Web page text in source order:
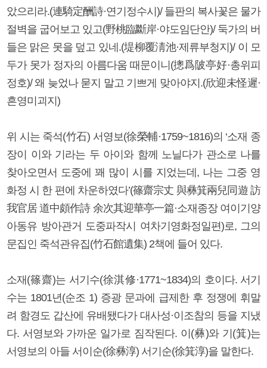
았으리라.(連騎定酬詩·연기정수시)/ 들판의 복사꽃은 물가
절벽을 굽어보고 있고(野桃臨斷岸·야도임단안)/ 둑가의 버
들은 맑은 못을 덮고 있네.(堤柳覆淸池·제류부청지)/ 이 모
두가 못가 정자의 아름다움 때문이니(摠爲陂亭好·총위피
정호)/ 왜 늦었나 묻지 말고 기쁘게 맞아야지.(欣迎未怪遲·
흔영미괴지)
위 시는 죽석(竹石) 서영보(徐榮輔·1759~1816)의 ‘소재 종
장이 이와 기라는 두 아이와 함께 노닐다가 관소로 나를
찾아오면서 도중에 꽤 많이 시를 지었는데, 나는 그중 영
화정 시 한 편에 차운하였다’(篠齋宗丈 與彝箕兩兒同遊 訪
我官居 道中頗作詩 余次其迎華亭一篇·소재종장 여이기양
아동유 방아관거 도중파작시 여차기영화정일편)로, 그의
문집인 죽석관유집(竹石館遺集) 2책에 들어 있다.
소재(篠齋)는 서기수(徐淇修·1771~1834)의 호이다. 서기
수는 1801년(순조 1) 증광 문과에 급제한 후 정쟁에 휘말
려 함경도 갑산에 유배됐다가 대사성·이조참의 등을 지냈
다. 서영보와 가까운 일가로 짐작된다. 이(彝)와 기(箕)는
서영보의 아들 서이순(徐彝淳) 서기순(徐箕淳)을 말한다.